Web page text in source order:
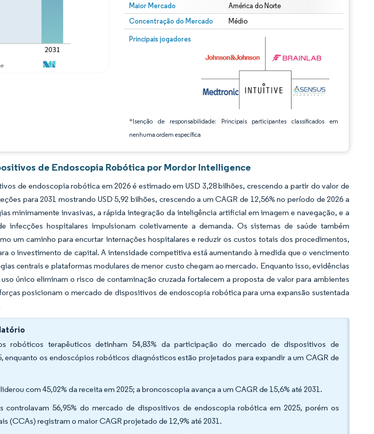
Maior Mercado América do Norte
Concentração do Mercado Médio
Principais jogadores
*Isenção de responsabilidade: Principais participantes classificados em
nenhuma ordem específica
Imagem © Mordor Intelligence. O reuso requer atribuição conforme CC BY 4.0.
de Endoscopia Robótica por Mordor Intelligence
de endoscopia robótica em 2026 é estimado em USD 3,28 bilhões, crescendo a partir do valor de
para 2031 mostrando USD 5,92 bilhões, crescendo a um CAGR de 12,56% no período de 2026 a
minimamente invasivas, a rápida integração da inteligência artificial em imagem e navegação, e a
infecções hospitalares impulsionam coletivamente a demanda. Os sistemas de saúde também
um caminho para encurtar internações hospitalares e reduzir os custos totais dos procedimentos,
o investimento de capital. A intensidade competitiva está aumentando à medida que o vencimento
centrais e plataformas modulares de menor custo chegam ao mercado. Enquanto isso, evidências
único eliminam o risco de contaminação cruzada fortalecem a proposta de valor para ambientes
posicionam o mercado de dispositivos de endoscopia robótica para uma expansão sustentada
robóticos terapêuticos detinham 54,83% da participação do mercado de dispositivos de
enquanto os endoscópios robóticos diagnósticos estão projetados para expandir a um CAGR de
com 45,02% da receita em 2025; a broncoscopia avança a um CAGR de 15,6% até 2031.
controlavam 56,95% do mercado de dispositivos de endoscopia robótica em 2025, porém os
(CCAs) registram o maior CAGR projetado de 12,9% até 2031.